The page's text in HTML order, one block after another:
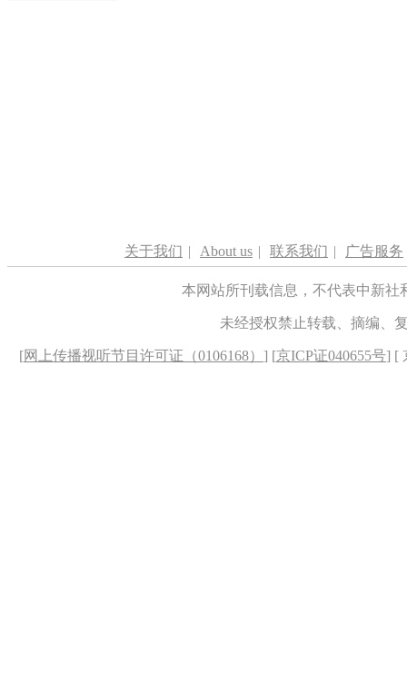
关于我们 | About us | 联系我们 | 广告服务
本网站所刊载信息，不代表中新
未经授权禁止转载、摘编、
[网上传播视听节目许可证（0106168） ] [京ICP证040655号] [